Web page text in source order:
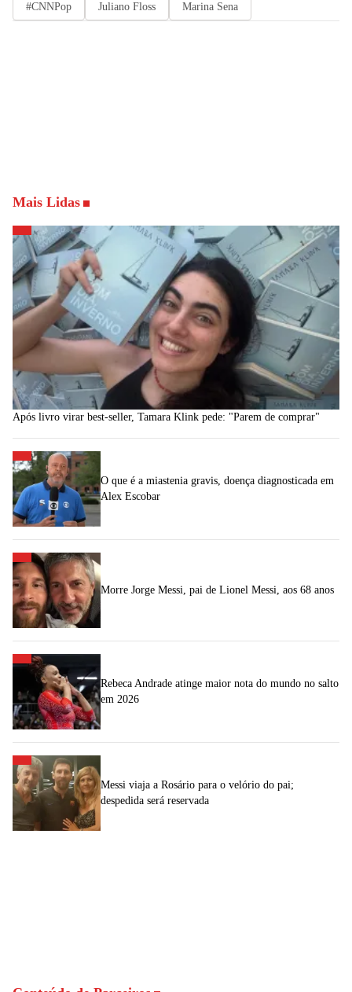
#CNNPop Juliano Floss Marina Sena
Mais Lidas
Após livro virar best-seller, Tamara Klink pede: "Parem de comprar"
O que é a miastenia gravis, doença diagnosticada em
Alex Escobar
Morre Jorge Messi, pai de Lionel Messi, aos 68 anos
Rebeca Andrade atinge maior nota do mundo no salto
em 2026
Messi viaja a Rosário para o velório do pai;
despedida será reservada